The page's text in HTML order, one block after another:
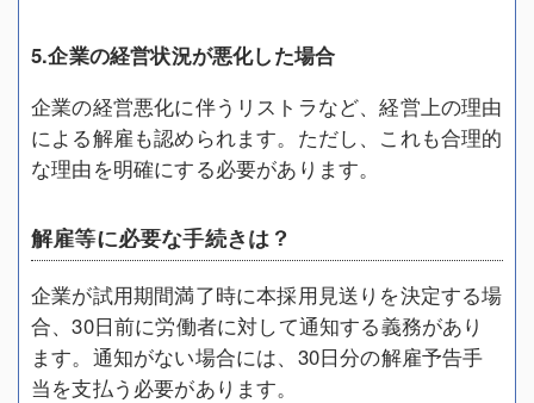
5.企業の経営状況が悪化した場合
企業の経営悪化に伴うリストラなど、経営上の理由
による解雇も認められます。ただし、これも合理的
な理由を明確にする必要があります。
解雇等に必要な手続きは？
企業が試用期間満了時に本採用見送りを決定する場
合、30日前に労働者に対して通知する義務があり
ます。通知がない場合には、30日分の解雇予告手
当を支払う必要があります。